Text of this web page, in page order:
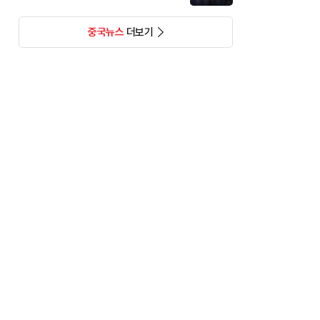
중국뉴스더보기